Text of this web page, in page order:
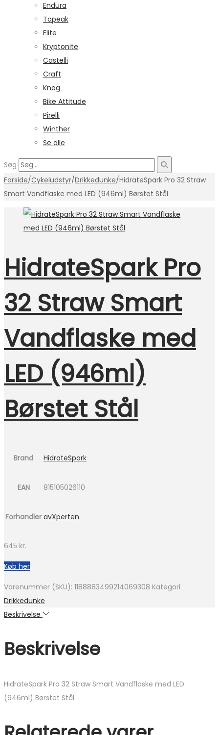
Endura
Topeak
Elite
Kryptonite
Castelli
Craft
Knog
Bike Attitude
Pirelli
Winther
Se alle
Søg
Forside/Cykeludstyr/Drikkedunke/HidrateSpark Pro 32 Straw
Smart Vandflaske med LED (946ml) Børstet Stål
HidrateSpark Pro
32 Straw Smart
Vandflaske med
LED (946ml)
Børstet Stål
Brand HidrateSpark
EAN 815105026110
Forhandler avXperten
645 kr.
Køb her
Varenummer (SKU): 1188883499214069308 Kategori:
Drikkedunke
Beskrivelse
Beskrivelse
HidrateSpark Pro 32 Straw Smart Vandflaske med LED
(946ml) Børstet Stål